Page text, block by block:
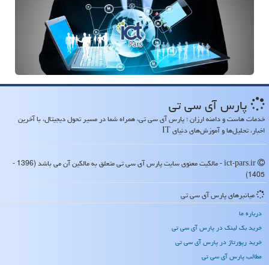
پارس آی سی تی
خدمات هاست و دامنه ارزان ؛ پارس آی سی تی، همراه شما در مسیر تحول دیجیتال، با آخرین
اخبار، تحلیل‌ها و آموزش‌های دنیای IT
ict-pars.ir - مالکیت معنوی سایت پارس آی سی تی متعلق به مالکین آن می باشد (1396 -
1405)
میانبرهای پارس آی سی تی
درباره ما
خرید بک لینک در پارس آی سی تی
خرید رپورتاژ در پارس آی سی تی
مطالب پارس آی سی تی